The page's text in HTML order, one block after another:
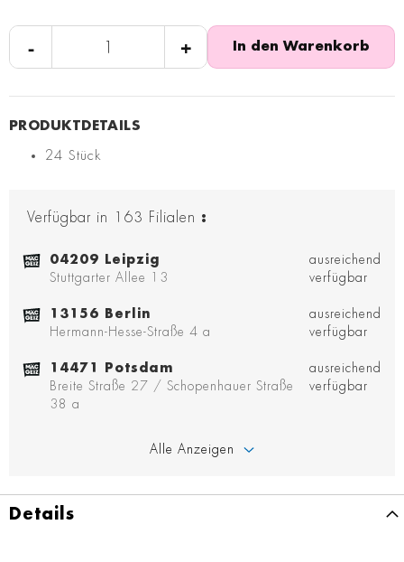
- + In den Warenkorb
24 Stück
Verfügbar in 163 Filialen :
04209 Leipzig
Stuttgarter Allee 13
ausreichend
verfügbar
13156 Berlin
Hermann-Hesse-Straße 4 a
ausreichend
verfügbar
14471 Potsdam
Breite Straße 27 / Schopenhauer Straße
38 a
ausreichend
verfügbar
Alle Anzeigen
Details